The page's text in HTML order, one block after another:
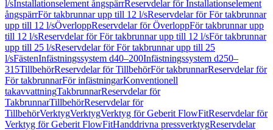
l/sInstallationselement ångspärrReservdelar för Installationselement
ångspärrFör takbrunnar upp till 12 l/sReservdelar för För takbrunnar
upp till 12 l/sÖverloppReservdelar för ÖverloppFör takbrunnar upp
till 12 l/sReservdelar för För takbrunnar upp till 12 l/sFör takbrunnar
upp till 25 l/sReservdelar för För takbrunnar upp till 25
l/sFästenInfästningssystem d40–200Infästningssystem d250–
315TillbehörReservdelar för TillbehörFör takbrunnarReservdelar för
För takbrunnarFör infästningarKonventionell
takavvattningTakbrunnarReservdelar för
TakbrunnarTillbehörReservdelar för
TillbehörVerktygVerktygVerktyg för Geberit FlowFitReservdelar för
Verktyg för Geberit FlowFitHanddrivna pressverktygReservdelar